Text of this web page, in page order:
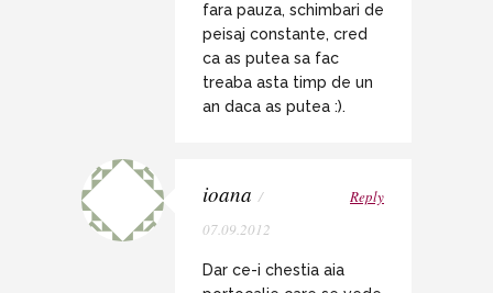
fara pauza, schimbari de
peisaj constante, cred
ca as putea sa fac
treaba asta timp de un
an daca as putea :).
ioana /
07.09.2012
Reply
Dar ce-i chestia aia